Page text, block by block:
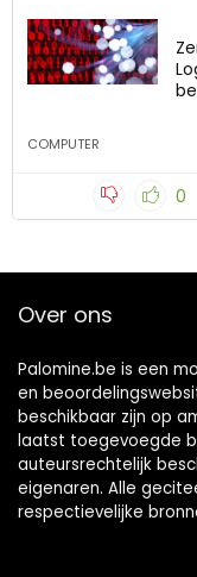
COMPUTER
0
Over ons
Palomine.be is een
en
beschikbaar zijn op
laatst toegevoegde
auteursrechtelijk
eigenaren. Alle
respectievelijke